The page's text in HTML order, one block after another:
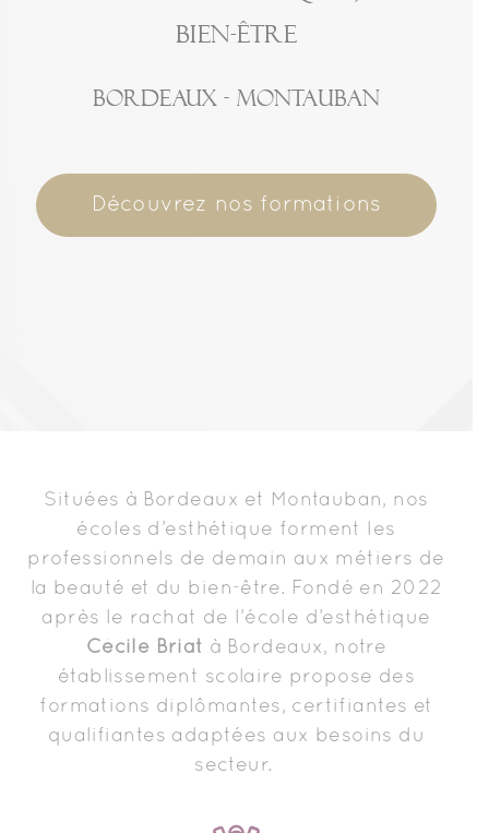
BIEN-ÊTRE
Bordeaux - montauban
Découvrez nos formations
Situées à Bordeaux et Montauban, nos
écoles d’esthétique forment les
professionnels de demain aux métiers de
la beauté et du bien-être. Fondé en 2022
après le rachat de l’école d’esthétique
Cécile Briat à Bordeaux, notre
établissement scolaire propose des
formations diplômantes, certifiantes et
qualifiantes adaptées aux besoins du
secteur.